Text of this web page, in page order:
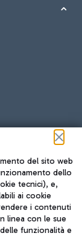
del sito web
dello
tecnici), e,
ai cookie
i contenuti
linea con le sue
funzionalità e